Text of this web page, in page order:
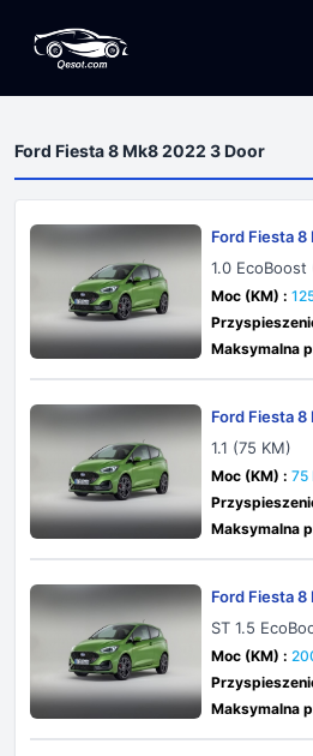
Ford Fiesta 8 Mk8 2022 3 Door
Ford Fiesta 8
1.0 EcoBoost
hift
Moc (KM) :
Maksymalna
Ford Fiesta 8
1.1 (75 KM)
Moc (KM) : 75
Maksymalna
Ford Fiesta 8
ST 1.5
Moc (KM) :
Maksymalna